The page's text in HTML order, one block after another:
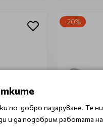
-20%
по-добро пазаруване. Те ни
и да подобрим работата на